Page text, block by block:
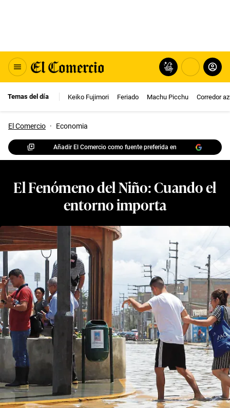
Temas del día Keiko Fujimori Feriado Machu Picchu Corredor
El Comercio · Economia
Añadir El Comercio como fuente preferida en
El Fenómeno del Niño: Cuando el
entorno importa